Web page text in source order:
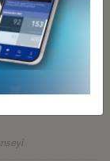
İş Konseyi
İKİLİ İŞ